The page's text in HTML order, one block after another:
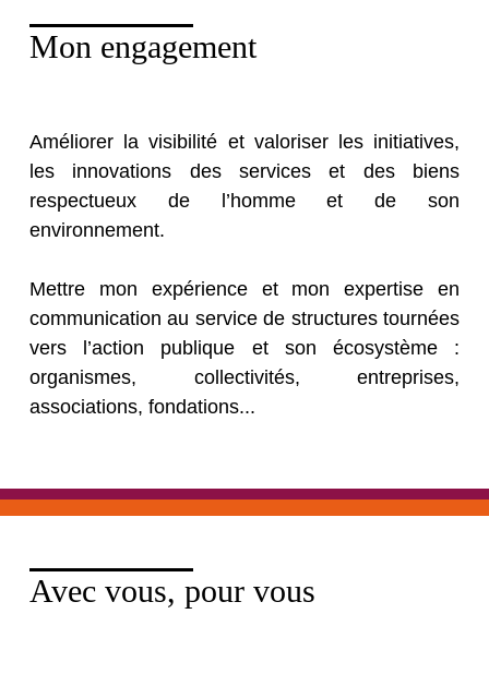
Mon engagement
Améliorer la visibilité et valoriser les initiatives,
les innovations des services et des biens
respectueux de l’homme et de son
environnement.
Mettre mon expérience et mon expertise en
communication au service de structures tournées
vers l’action publique et son écosystème :
organismes, collectivités, entreprises,
associations, fondations...
Avec vous, pour vous